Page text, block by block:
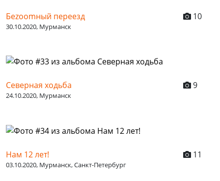
Беzoomный переезд 10
30.10.2020, Мурманск
Северная ходьба 9
24.10.2020, Мурманск
Нам 12 лет! 11
03.10.2020, Мурманск, Санкт-Петербург